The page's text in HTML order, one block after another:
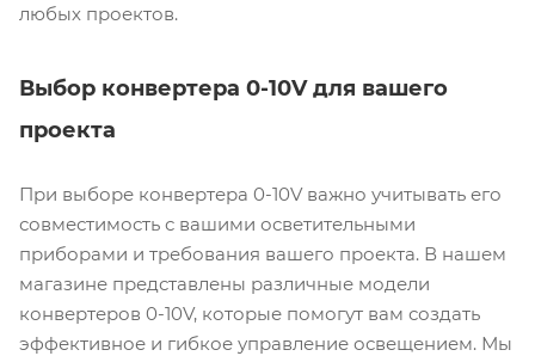
любых проектов.
Выбор конвертера 0-10V для вашего
проекта
При выборе конвертера 0-10V важно учитывать его
совместимость с вашими осветительными
приборами и требования вашего проекта. В нашем
магазине представлены различные модели
конвертеров 0-10V, которые помогут вам создать
эффективное и гибкое управление освещением. Мы